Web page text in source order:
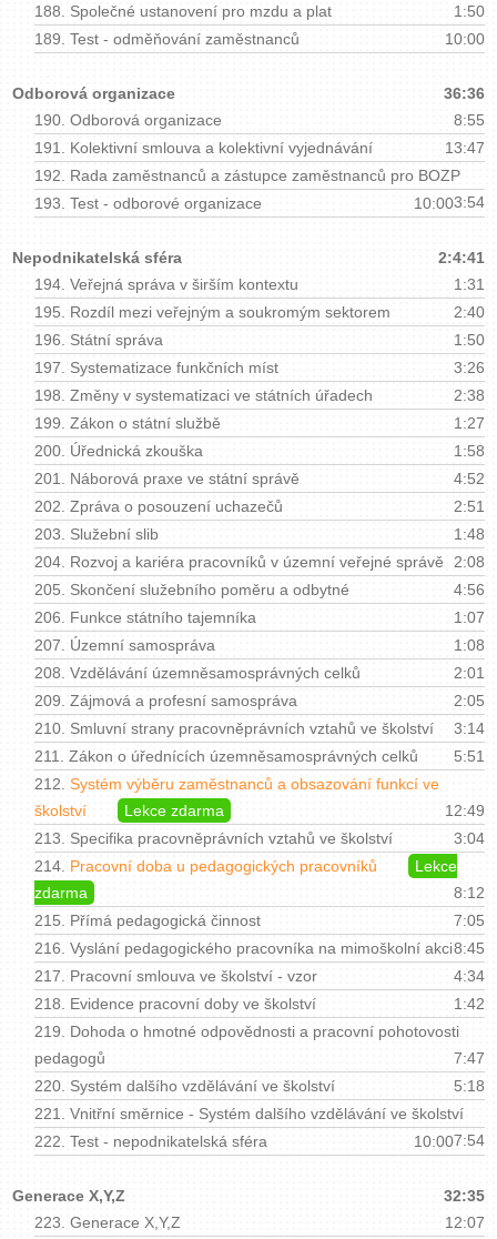
188. Společné ustanovení pro mzdu a plat
1:50
189. Test - odměňování zaměstnanců 10:00
Odborová organizace
36:36
190. Odborová organizace
8:55
191. Kolektivní smlouva a kolektivní vyjednávání
13:47
192. Rada zaměstnanců a zástupce zaměstnanců pro BOZP
3:54
193. Test - odborové organizace 10:00
Nepodnikatelská sféra
2:4:41
194. Veřejná správa v širším kontextu
1:31
195. Rozdíl mezi veřejným a soukromým sektorem
2:40
196. Státní správa
1:50
197. Systematizace funkčních míst
3:26
198. Změny v systematizaci ve státních úřadech
2:38
199. Zákon o státní službě
1:27
200. Úřednická zkouška
1:58
201. Náborová praxe ve státní správě
4:52
202. Zpráva o posouzení uchazečů
2:51
203. Služební slib
1:48
204. Rozvoj a kariéra pracovníků v územní veřejné správě
2:08
205. Skončení služebního poměru a odbytné
4:56
206. Funkce státního tajemníka
1:07
207. Územní samospráva
1:08
208. Vzdělávání územněsamosprávných celků
2:01
209. Zájmová a profesní samospráva
2:05
210. Smluvní strany pracovněprávních vztahů ve školství
3:14
211. Zákon o úřednících územněsamosprávných celků
5:51
212. Systém výběru zaměstnanců a obsazování funkcí ve
školství
Lekce zdarma
12:49
213. Specifika pracovněprávních vztahů ve školství
3:04
214. Pracovní doba u pedagogických pracovníků
Lekce
zdarma
8:12
215. Přímá pedagogická činnost
7:05
216. Vyslání pedagogického pracovníka na mimoškolní akci8:45
217. Pracovní smlouva ve školství - vzor
4:34
218. Evidence pracovní doby ve školství
1:42
219. Dohoda o hmotné odpovědnosti a pracovní pohotovosti
pedagogů
7:47
220. Systém dalšího vzdělávání ve školství
5:18
221. Vnitřní směrnice - Systém dalšího vzdělávání ve školství
7:54
222. Test - nepodnikatelská sféra 10:00
Generace X,Y,Z
32:35
223. Generace X,Y,Z 12:07